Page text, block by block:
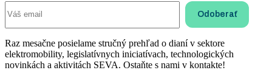
Raz mesačne posielame stručný prehľad o dianí v sektore
elektromobility, legislatívnych iniciatívach, technologických
novinkách a aktivitách SEVA. Ostaňte s nami v kontakte!